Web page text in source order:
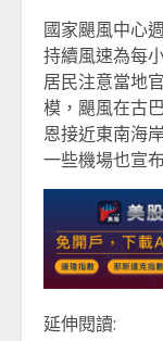
國家颶風中心
持續風速為每
居民注意當地
模，颶風在古
恩接近東南海
一些機場也宣
延伸閱讀: